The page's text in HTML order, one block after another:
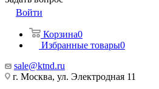
Войти
Корзина0
Избранные товары0
sale@ktnd.ru
г. Москва, ул. Электродная 11